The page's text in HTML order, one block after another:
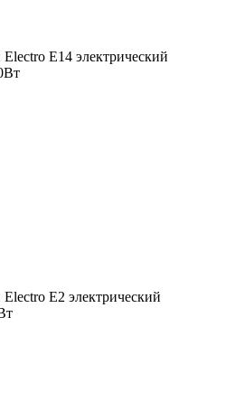
E14 электрический
E2 электрический